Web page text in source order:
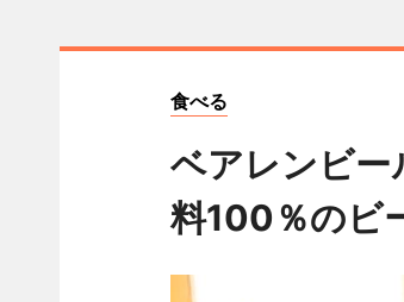
食べる
ベアレンビ
料100％のビ